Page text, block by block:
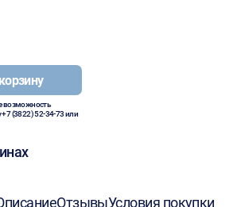
возможность
+7 (3822) 52-34-73или
ОтзывыУсловия покупки